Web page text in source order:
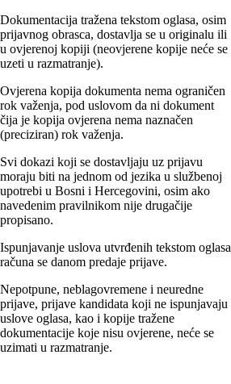
Dokumentacija tražena tekstom oglasa, osim
prijavnog obrasca, dostavlja se u originalu ili
u ovjerenoj kopiji (neovjerene kopije neće se
uzeti u razmatranje).
Ovjerena kopija dokumenta nema ograničen
rok važenja, pod uslovom da ni dokument
čija je kopija ovjerena nema naznačen
(preciziran) rok važenja.
Svi dokazi koji se dostavljaju uz prijavu
moraju biti na jednom od jezika u službenoj
upotrebi u Bosni i Hercegovini, osim ako
navedenim pravilnikom nije drugačije
propisano.
Ispunjavanje uslova utvrđenih tekstom oglasa
računa se danom predaje prijave.
Nepotpune, neblagovremene i neuredne
prijave, prijave kandidata koji ne ispunjavaju
uslove oglasa, kao i kopije tražene
dokumentacije koje nisu ovjerene, neće se
uzimati u razmatranje.